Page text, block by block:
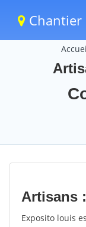
Chantier
Artisans
Exposito louis